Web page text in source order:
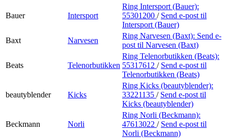
Bauer Intersport
Ring Intersport (Bauer):
55301200 / Send e-post til
Intersport (Bauer)
Baxt
Narvesen
Ring Narvesen (Baxt): Send e-
post til Narvesen (Baxt)
Beats Telenorbutikken
Ring Telenorbutikken (Beats):
55317612 / Send e-post til
Telenorbutikken (Beats)
beautyblender Kicks
Ring Kicks (beautyblender):
33221135 / Send e-post til
Kicks (beautyblender)
Beckmann Norli
Ring Norli (Beckmann):
47613022 / Send e-post til
Norli (Beckmann)